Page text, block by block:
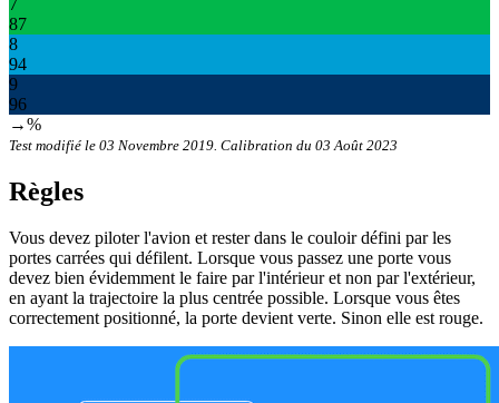
87
8
94
9
96
→%
Test modifié le 03 Novembre 2019. Calibration du 03 Août 2023
Règles
Vous devez piloter l'avion et rester dans le couloir défini par les
portes carrées qui défilent. Lorsque vous passez une porte vous
devez bien évidemment le faire par l'intérieur et non par l'extérieur,
en ayant la trajectoire la plus centrée possible. Lorsque vous êtes
correctement positionné, la porte devient verte. Sinon elle est rouge.